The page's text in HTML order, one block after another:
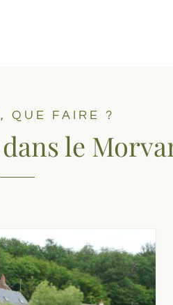
QUE FAIRE ?
le